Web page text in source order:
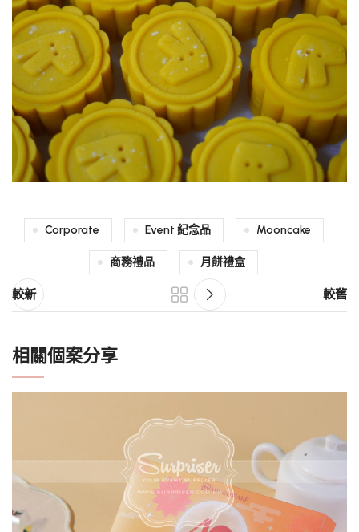
Corporate Event 紀念品 Mooncake
商務禮品 月餅禮盒
較新 較舊
相關個案分享